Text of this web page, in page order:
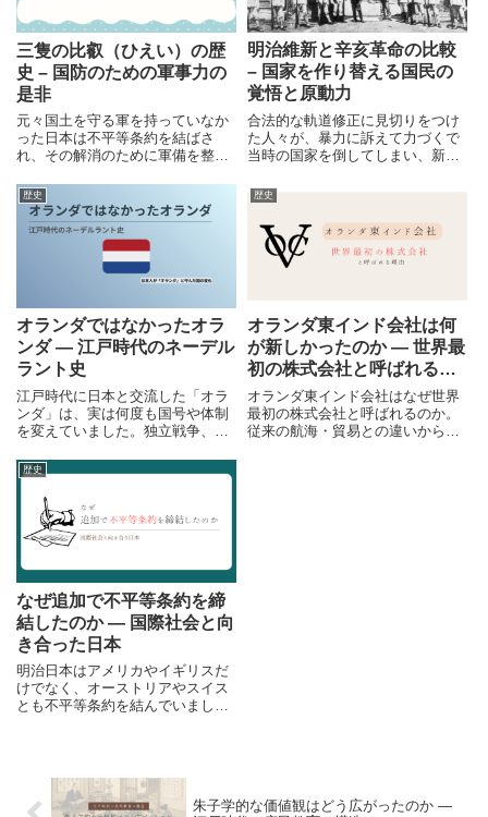
三隻の比叡（ひえい）の歴
史 – 国防のための軍事力の
是非
元々国土を守る軍を持っていなか
った日本は不平等条約を結ばさ
れ、その解消のために軍備を整
た。今回は、日本の急速な近代化
の中心にあった比叡（ひえい）と
いう軍艦の歴史と共に、日本の国
防について考えます。
明治維新と辛亥革命の比較
– 国家を作り替える国民の
覚悟と原動力
合法的な軌道修正に見切りをつけ
た人々が、暴力に訴えて力づくで
当時の国家を倒してしまい、新し
た。またお隣の中国でも、日本を
追いかけるように同じような革命
の波が起きています。今回は、自
分たちの住んでいる国を武力で倒
そうと立ち上がった人たちの原動
と思います。
歴史
オランダではなかったオラ
ンダ ― 江戸時代のネーデル
ラント史
江戸時代に日本と交流した「オラ
ンダ」は、実は何度も国号や体制
を変えていました。独立戦争、オ
争、ベルギー独立まで、ネーデル
ラントの歴史をたどります。
歴史
オランダ東インド会社は何
が新しかったのか ― 世界最
初の株式会社と呼ばれる理
由
オランダ東インド会社はなぜ世界
最初の株式会社と呼ばれるのか。
従来の航海・貿易との違いから、
歴史
なぜ追加で不平等条約を締
結したのか ― 国際社会と向
き合った日本
明治日本はアメリカやイギリスだ
けでなく、オーストリアやスイス
とも不平等条約を結んでいまし
朱子学的な価値観はどう広がったのか ―